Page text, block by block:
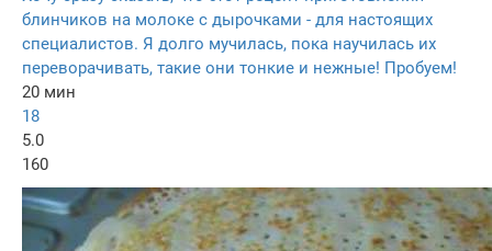
блинчиков на молоке с дырочками - для настоящих
специалистов. Я долго мучилась, пока научилась их
переворачивать, такие они тонкие и нежные! Пробуем!
20 мин
18
5.0
160